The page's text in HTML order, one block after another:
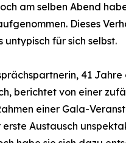
am selben Abend
Dieses
untypisch für sich selbst.
41 Jahre
berichtet von einer
einer Gala-
erste Austausch